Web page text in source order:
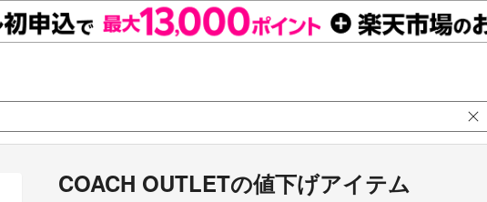
COACH OUTLETの値下げアイテム